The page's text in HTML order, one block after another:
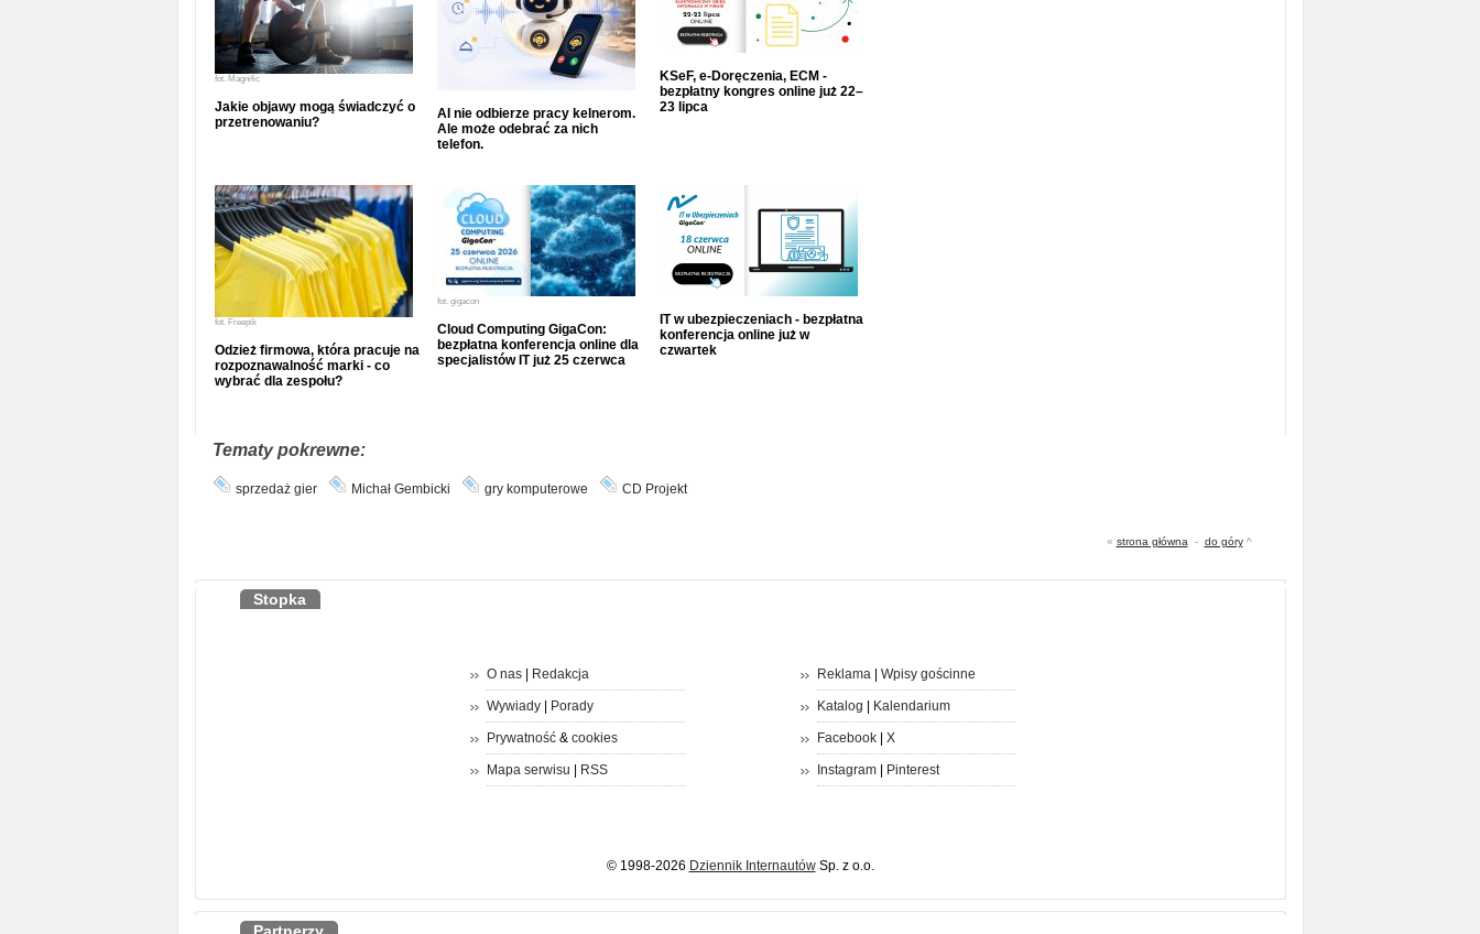
fot. Magnific
Jakie objawy mogą świadczyć o
przetrenowaniu?
AI nie odbierze pracy kelnerom.
Ale może odebrać za nich
telefon.
KSeF, e-Doręczenia, ECM -
bezpłatny kongres online już 22–
23 lipca
fot. Freepik
Odzież firmowa, która pracuje na
rozpoznawalność marki - co
wybrać dla zespołu?
fot. gigacon
Cloud Computing GigaCon:
bezpłatna konferencja online dla
specjalistów IT już 25 czerwca
IT w ubezpieczeniach - bezpłatna
konferencja online już w
czwartek
Tematy pokrewne:
sprzedaż gier Michał Gembicki gry komputerowe CD Projekt
« strona główna - do góry^
Stopka
O nas| Redakcja
Wywiady| Porady
Prywatność& cookies
Mapa serwisu RSS
Reklama| Wpisy gościnne
Katalog Kalendarium
Facebook| X
Instagram| Pinterest
© 1998-2026 Dziennik InternautówSp. z o.o.